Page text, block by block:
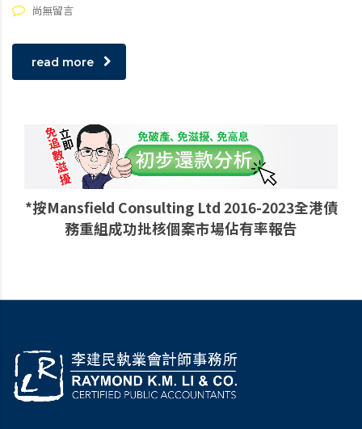
尚無留言
read more
*按Mansfield Consulting Ltd 2016-2023全港債
務重組成功批核個案市場佔有率報告